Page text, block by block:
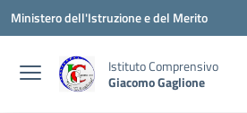
Vai ai contenuti
Vai al menu di navigazione
Vai al footer
Ministero dell'Istruzione e del Merito
Istituto Comprensivo
Giacomo Gaglione